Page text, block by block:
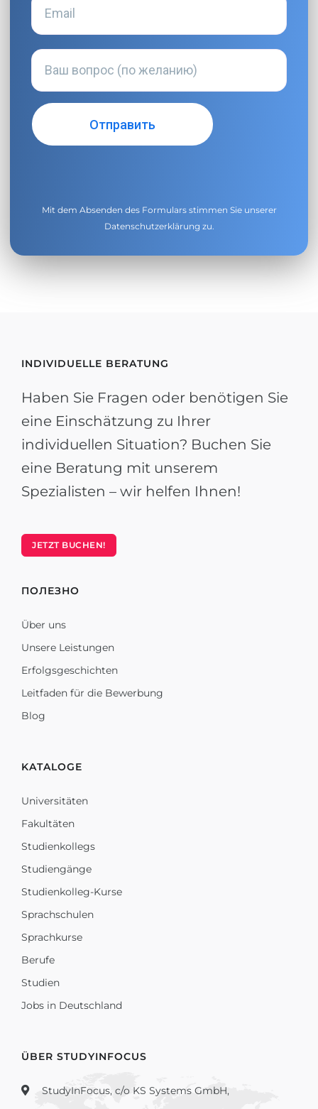
Mit dem Absenden des Formulars stimmen Sie unserer
Datenschutzerklärung zu.
INDIVIDUELLE BERATUNG
Haben Sie Fragen oder benötigen Sie
eine Einschätzung zu Ihrer
individuellen Situation? Buchen Sie
eine Beratung mit unserem
Spezialisten – wir helfen Ihnen!
JETZT BUCHEN!
ПОЛЕЗНО
Über uns
Unsere Leistungen
Erfolgsgeschichten
Leitfaden für die Bewerbung
Blog
KATALOGE
Universitäten
Fakultäten
Studienkollegs
Studiengänge
Studienkolleg-Kurse
Sprachschulen
Sprachkurse
Berufe
Studien
Jobs in Deutschland
ÜBER STUDYINFOCUS
StudyInFocus, c/o KS Systems GmbH,